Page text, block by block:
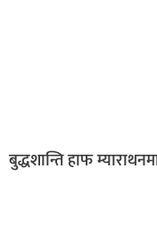
बुद्धशान्ति हाफ